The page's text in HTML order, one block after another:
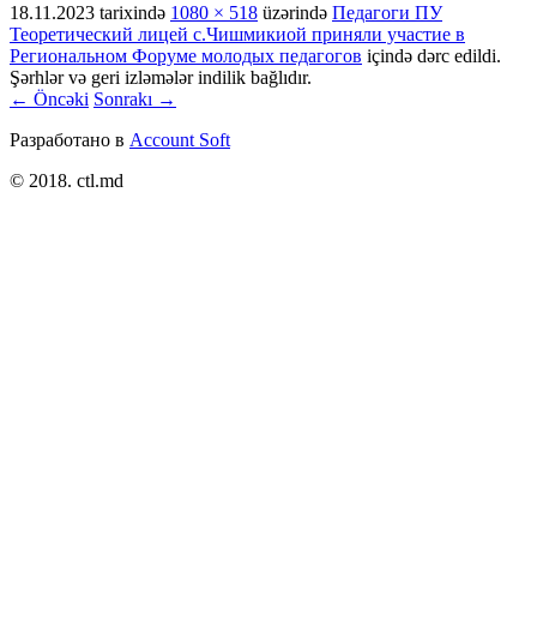
18.11.2023 tarixində 1080 × 518 üzərində Педагоги ПУ
Теоретический лицей с.Чишмикиой приняли участие в
Региональном Форуме молодых педагогов içində dərc edildi.
Şərhlər və geri izləmələr indilik bağlıdır.
← Öncəki Sonrakı →
Разработано в Account Soft
© 2018. ctl.md